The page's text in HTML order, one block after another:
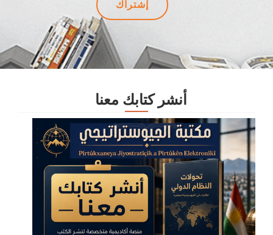
أنشر كتابك معنا